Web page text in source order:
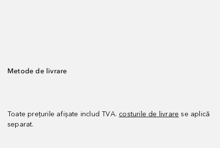
Metode de livrare
Toate prețurile afișate includ TVA. costurile de livrare se aplică
separat.